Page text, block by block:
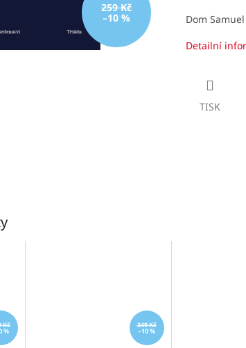
259 Kč
–10 %
Dom
Detailní
TISK
Kč
%
249 Kč
–10 %